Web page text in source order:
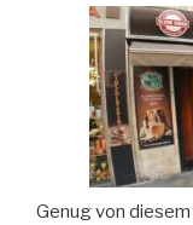
Genug von